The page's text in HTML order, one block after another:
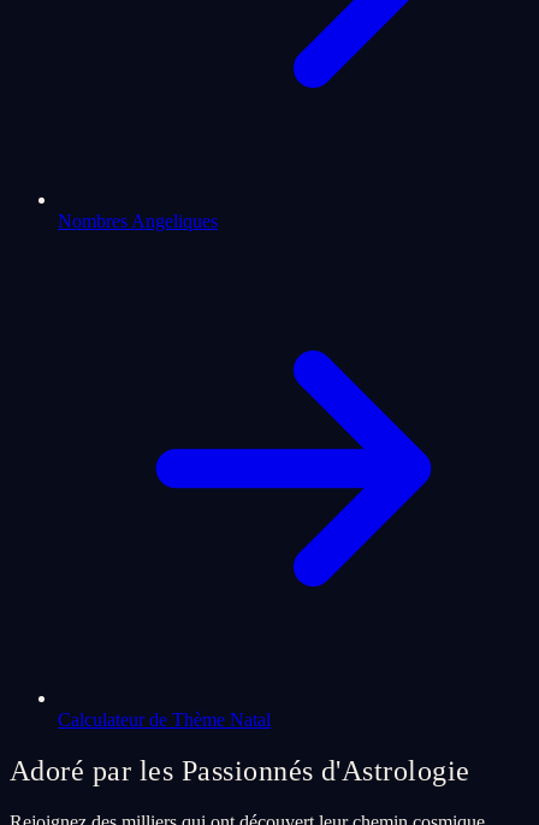
Nombres Angeliques
Calculateur de Thème Natal
Adoré par les Passionnés d'Astrologie